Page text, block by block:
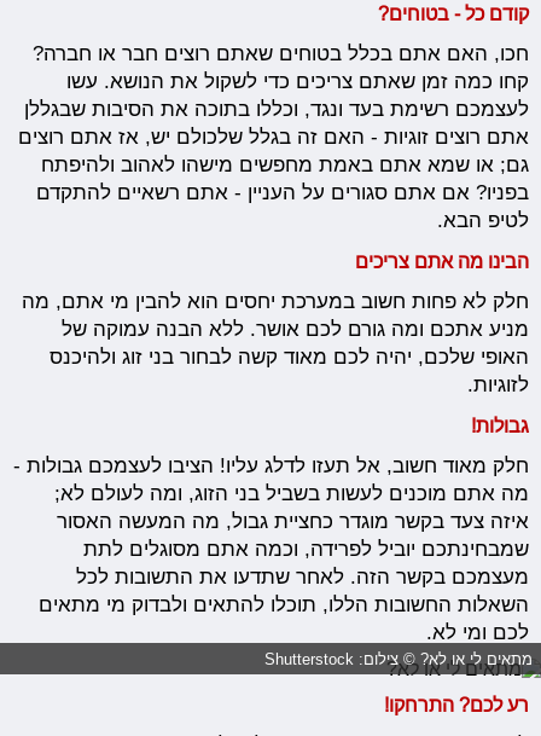
קודם כל - בטוחים?
חכו, האם אתם בכלל בטוחים שאתם רוצים חבר או חברה?
קחו כמה זמן שאתם צריכים כדי לשקול את הנושא. עשו
לעצמכם רשימת בעד ונגד, וכללו בתוכה את הסיבות שבגללן
אתם רוצים זוגיות - האם זה בגלל שלכולם יש, אז אתם רוצים
גם; או שמא אתם באמת מחפשים מישהו לאהוב ולהיפתח
בפניו? אם אתם סגורים על העניין - אתם רשאיים להתקדם
לטיפ הבא.
הבינו מה אתם צריכים
חלק לא פחות חשוב במערכת יחסים הוא להבין מי אתם, מה
מניע אתכם ומה גורם לכם אושר. ללא הבנה עמוקה של
האופי שלכם, יהיה לכם מאוד קשה לבחור בני זוג ולהיכנס
לזוגיות.
גבולות!
חלק מאוד חשוב, אל תעזו לדלג עליו! הציבו לעצמכם גבולות -
מה אתם מוכנים לעשות בשביל בני הזוג, ומה לעולם לא;
איזה צעד בקשר מוגדר כחציית גבול, מה המעשה האסור
שמבחינתכם יוביל לפרידה, וכמה אתם מסוגלים לתת
מעצמכם בקשר הזה. לאחר שתדעו את התשובות לכל
השאלות החשובות הללו, תוכלו להתאים ולבדוק מי מתאים
לכם ומי לא.
מתאים לי או לא? © צילום: Shutterstock
רע לכם? התרחקו!